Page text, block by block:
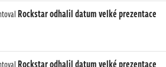
Rockstar odhalil datum velké prezentace
Rockstar odhalil datum velké prezentace